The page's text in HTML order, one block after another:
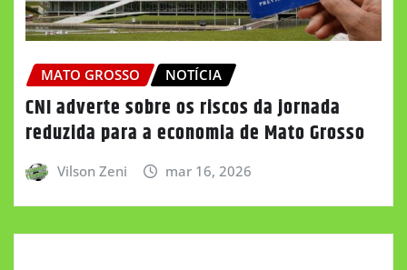
MATO GROSSO NOTÍCIA
CNI adverte sobre os riscos da jornada
reduzida para a economia de Mato Grosso
Vilson Zeni mar 16, 2026